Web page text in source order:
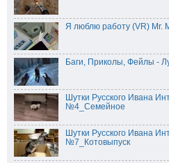
Я люблю работу (VR) Mr.
Баги, Приколы, Фейлы -
Шутки Русского Ивана
№4_Семейное
Шутки Русского Ивана
№7_Котовыпуск